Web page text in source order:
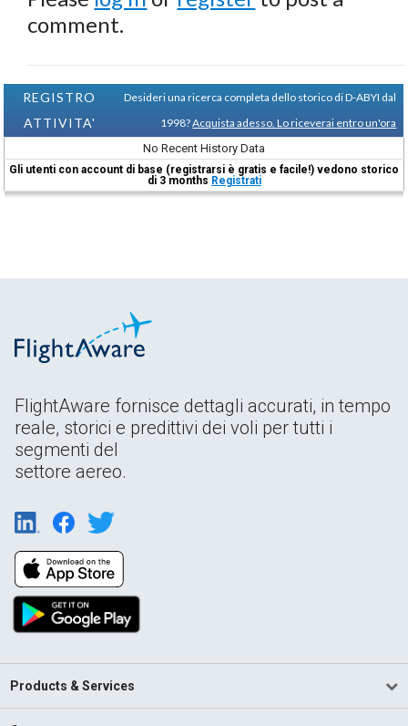
comment.
REGISTRO
ATTIVITA'
Desideri una ricerca completa dello storico di D-ABYI dal
1998?Acquista adesso. Lo riceverai entro un'ora
No Recent History Data
Gli utenti con account di base (registrarsi è gratis e facile!) vedono storico
di 3 months Registrati
FlightAware fornisce dettagli accurati, in tempo
reale, storici e predittivi dei voli per tutti i
segmenti del
settore aereo.
Products & Services